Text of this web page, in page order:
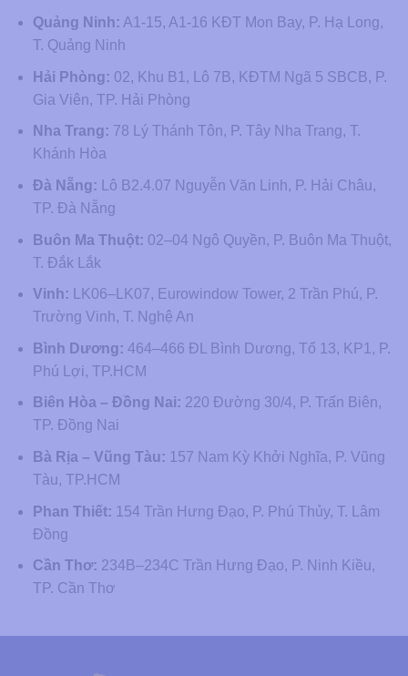
Quảng Ninh: A1-15, A1-16 KĐT Mon Bay, P. Hạ Long,
T. Quảng Ninh
Hải Phòng: 02, Khu B1, Lô 7B, KĐTM Ngã 5 SBCB, P.
Gia Viên, TP. Hải Phòng
Nha Trang: 78 Lý Thánh Tôn, P. Tây Nha Trang, T.
Khánh Hòa
Đà Nẵng: Lô B2.4.07 Nguyễn Văn Linh, P. Hải Châu,
TP. Đà Nẵng
Buôn Ma Thuột: 02–04 Ngô Quyền, P. Buôn Ma Thuột,
T. Đắk Lắk
Vinh: LK06–LK07, Eurowindow Tower, 2 Trần Phú, P.
Trường Vinh, T. Nghệ An
Bình Dương: 464–466 ĐL Bình Dương, Tổ 13, KP1, P.
Phú Lợi, TP.HCM
Biên Hòa – Đồng Nai: 220 Đường 30/4, P. Trấn Biên,
TP. Đồng Nai
Bà Rịa – Vũng Tàu: 157 Nam Kỳ Khởi Nghĩa, P. Vũng
Tàu, TP.HCM
Phan Thiết: 154 Trần Hưng Đạo, P. Phú Thủy, T. Lâm
Đồng
Cần Thơ: 234B–234C Trần Hưng Đạo, P. Ninh Kiều,
TP. Cần Thơ